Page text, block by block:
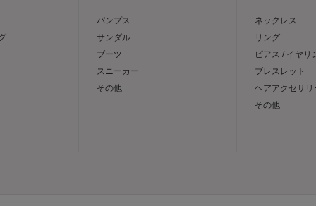
パンプス
サンダル
ブーツ
スニーカー
その他
ネックレス
リング
ピアス / イヤリ
ブレスレット
ヘアアクセサリ
その他